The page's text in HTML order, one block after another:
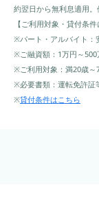
約翌日から無利息適用。
【ご利用対象・貸付条件
※パート・アルバイト：
※ご融資額：1万円～500
※ご利用対象：満20歳～
※必要書類：運転免許証
※貸付条件はこちら